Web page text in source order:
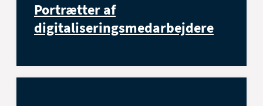
Portrætter af
digitaliseringsmedarbejdere